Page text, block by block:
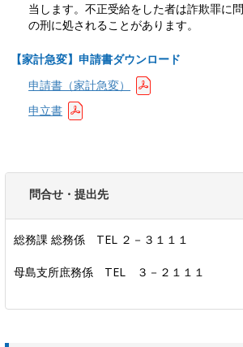
当します。不正受給をした者は詐欺罪に
の刑に処されることがあります。
【家計急変】申請書ダウンロード
申請書（家計急変）
申立書
問合せ・提出先
総務課 総務係 TEL ２－３１１１
母島支所庶務係 TEL ３－２１１１